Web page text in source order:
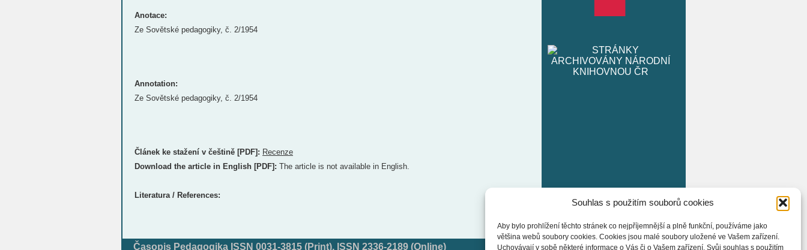
Souhlas s použitím souborů cookies
Aby bylo prohlížení těchto stránek co nejpříjemnější a plně funkční, používáme jako
většina webů soubory cookies. Cookies jsou malé soubory uložené ve Vašem zařízení.
Uchovávají v sobě některé informace o Vás či o Vašem zařízení. Svůj souhlas s použitím
Anotace:
Ze Sovětské pedagogiky, č. 2/1954
Annotation:
Ze Sovětské pedagogiky, č. 2/1954
Článek ke stažení v češtině [PDF]: Recenze
Download the article in English [PDF]: The article is not available in English.
Literatura / References:
Časopis Pedagogika ISSN 0031-3815 (Print), ISSN 2336-2189 (Online)